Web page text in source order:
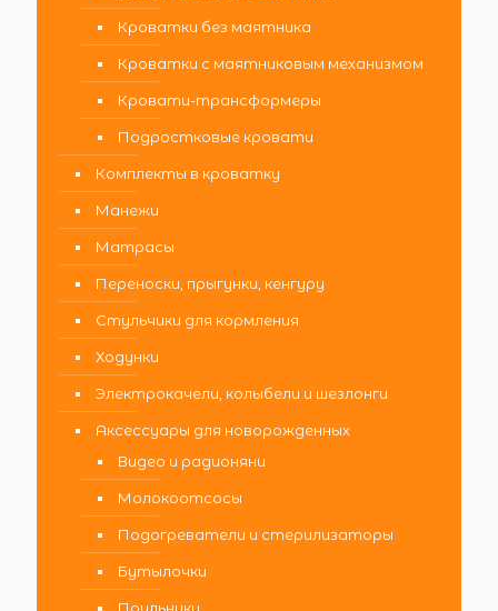
Кроватки без маятника
Кроватки с маятниковым механизмом
Кровати-трансформеры
Подростковые кровати
Комплекты в кроватку
Манежи
Матрасы
Переноски, прыгунки, кенгуру
Стульчики для кормления
Ходунки
Электрокачели, колыбели и шезлонги
Аксессуары для новорожденных
Видео и радионяни
Молокоотсосы
Подогреватели и стерилизаторы
Бутылочки